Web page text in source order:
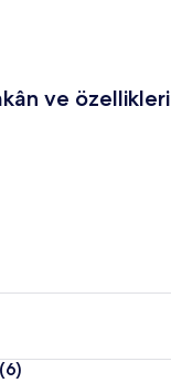
ve özellikleri
(6)